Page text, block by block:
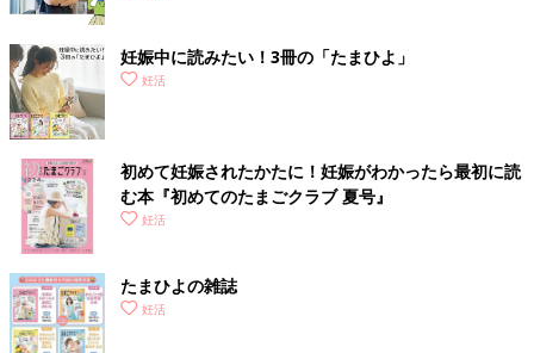
妊娠中に読みたい！3冊の「たまひよ」
妊活
初めて妊娠されたかたに！妊娠がわかったら最初に読
む本『初めてのたまごクラブ 夏号』
妊活
たまひよの雑誌
妊活